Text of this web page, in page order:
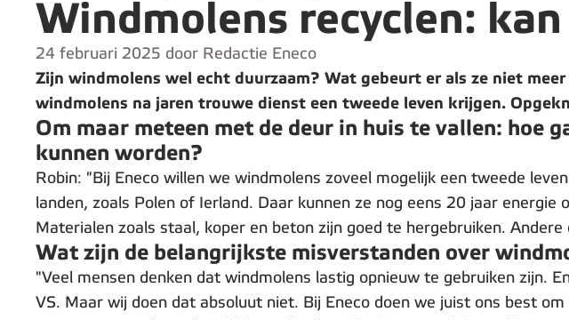
Windmolens recyclen:
24 februari 2025 door Redactie Eneco
Zijn windmolens wel echt duurzaam? Wat gebeurt er als ze niet
windmolens na jaren trouwe dienst een tweede leven krijgen.
Om maar meteen met de deur in huis te vallen: hoe
kunnen worden?
Robin: "Bij Eneco willen we windmolens zoveel mogelijk een tweede
landen, zoals Polen of Ierland. Daar kunnen ze nog eens 20 jaar
Materialen zoals staal, koper en beton zijn goed te hergebruiken.
Wat zijn de belangrijkste misverstanden over
"Veel mensen denken dat windmolens lastig opnieuw te gebruiken zijn.
VS. Maar wij doen dat absoluut niet. Bij Eneco doen we juist ons best